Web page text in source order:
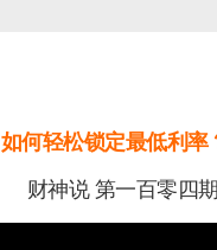
如何轻松锁定最低利率
财神说 第一百零四期